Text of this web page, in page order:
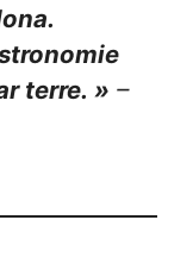
terre. » –